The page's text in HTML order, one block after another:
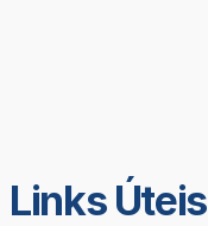
Links Úteis